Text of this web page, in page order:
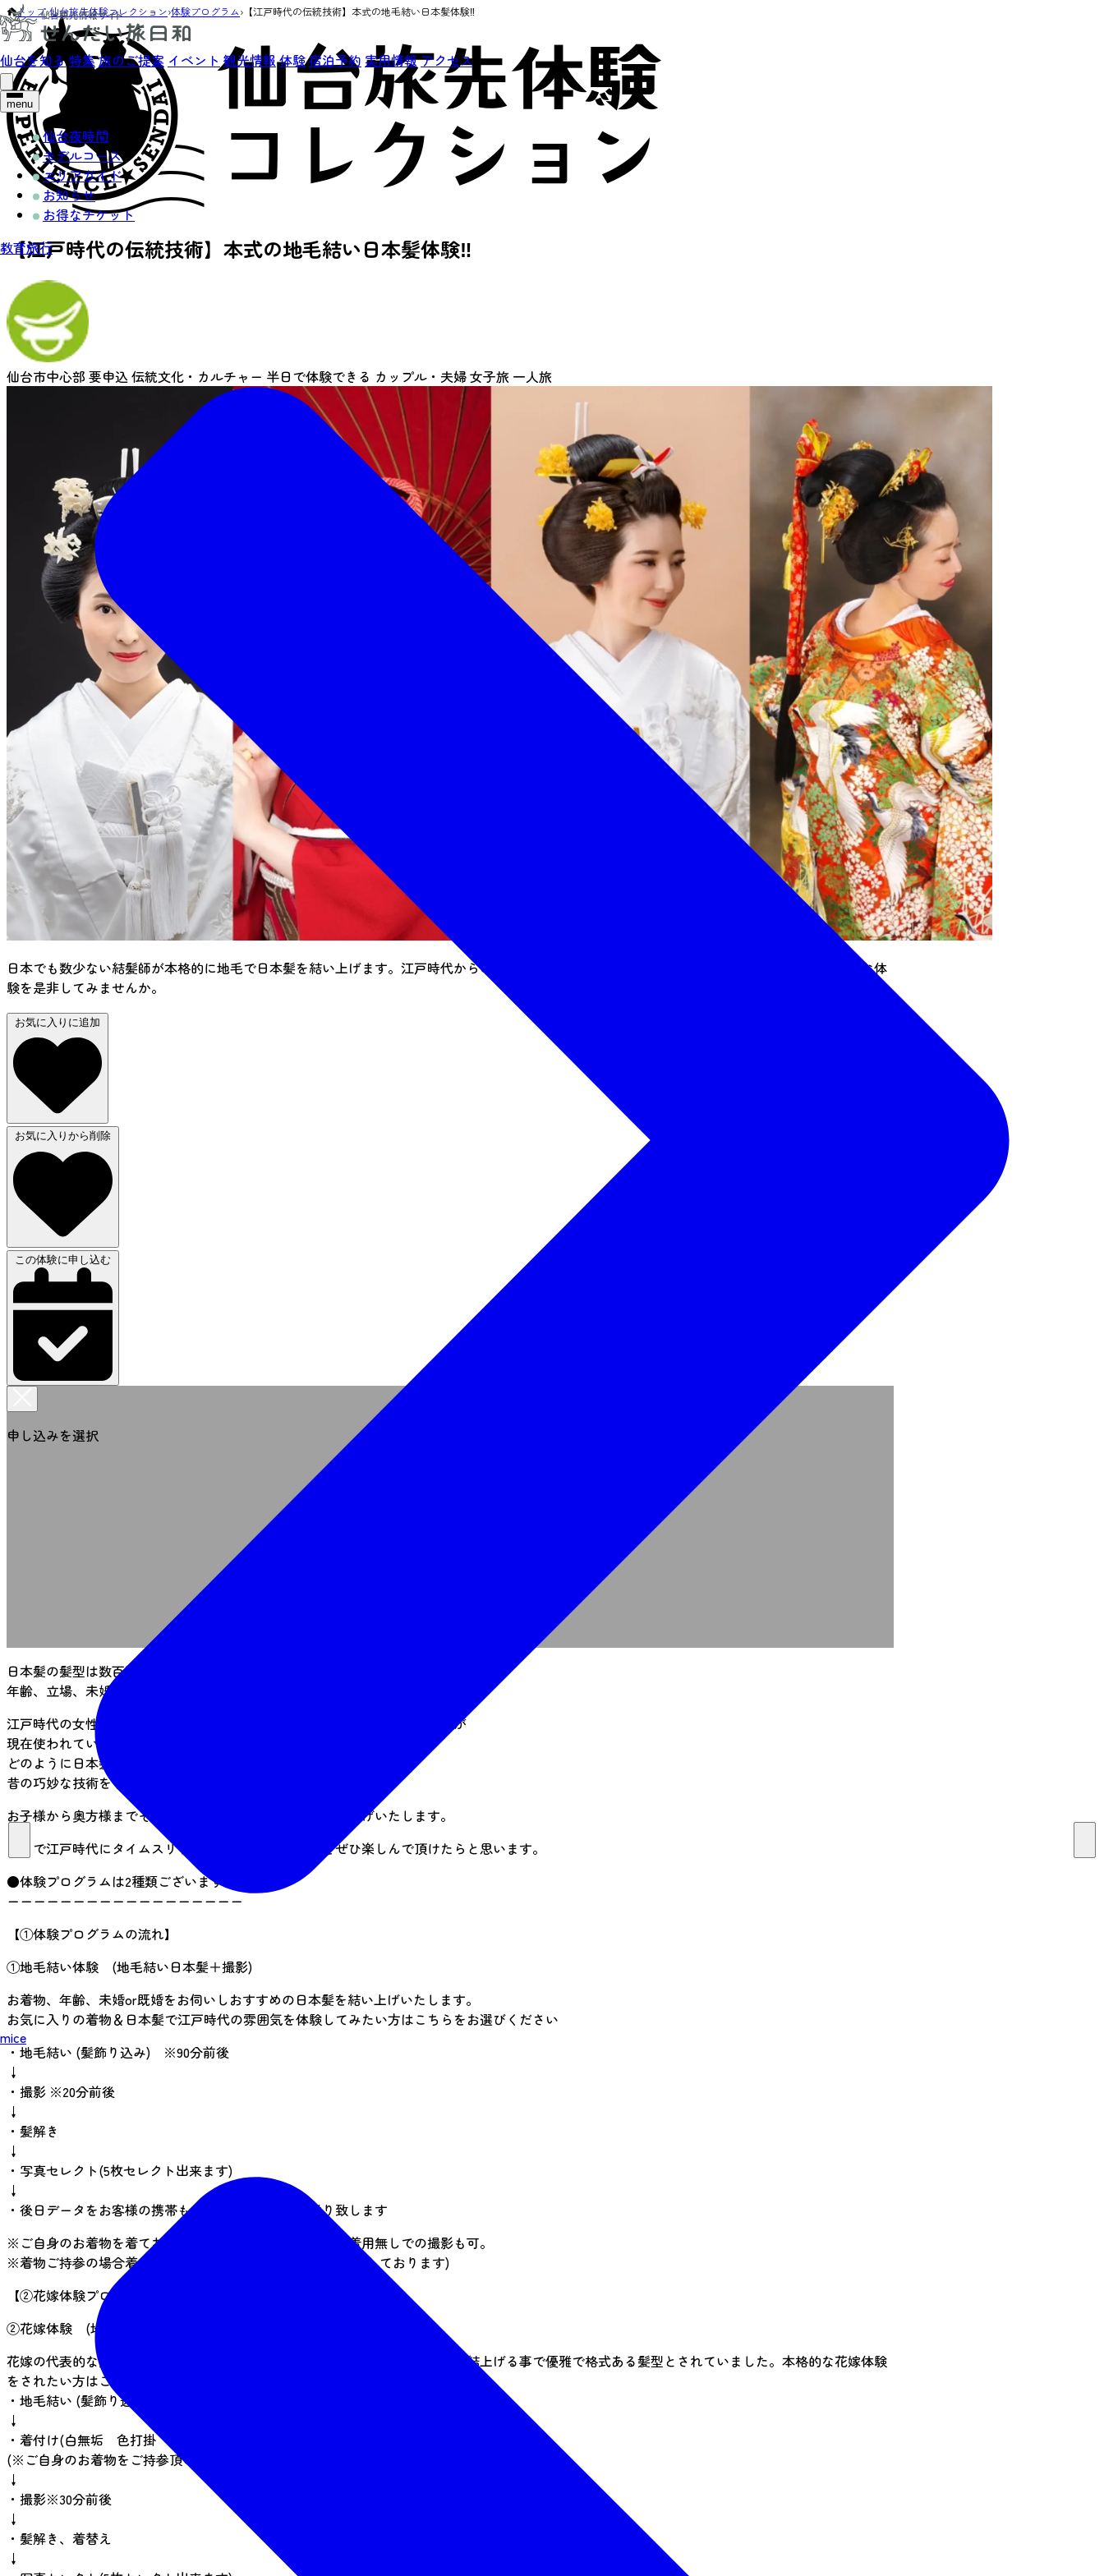
仙台を知る特集旅のご提案 イベント 観光情報 体験宿泊予約 実用情報アクセス
menu
仙台夜時間
モデルコース
エリアガイド
お知らせ
お得なチケット
教育旅行
mice
トップ›仙台旅先体験コレクション›体験プログラム› 【江戸時代の伝統技術】本式の地毛結い日本髪体験‼
【江戸時代の伝統技術】本式の地毛結い日本髪体験‼
仙台市中心部 要申込 伝統文化・カルチャー 半日で体験できる カップル・夫婦女子旅 一人旅
日本でも数少ない結髪師が本格的に地毛で日本髪を結い上げます。江戸時代からの伝統技術で結い上げる工程や、道具などを見る事が出来る貴重な体
験を是非してみませんか。
お気に入りに追加
お気に入りから削除
この体験に申し込む
申し込みを選択
日本髪の髪型は数百種類もあると言われており、どんな日本髪を結っているかで
年齢、立場、未婚、既婚かが分かった時代でした。
江戸時代の女性は現代女性と同じようにお洒落をとても楽しんでいたのですが
現在使われているヘアスプレー、ワックスやゴムなどが無かった時代に
どのように日本髪が結われていたのか・・？
昔の巧妙な技術を令和のこの時代に再現いたします！
お子様から奥方様までその方の雰囲気に合う日本髪を結い上げいたします。
まるで江戸時代にタイムスリップしたかのような体験をぜひ楽しんで頂けたらと思います。
●体験プログラムは2種類ございます●
ーーーーーーーーーーーーーーーーーー
【①体験プログラムの流れ】
①地毛結い体験 (地毛結い日本髪＋撮影)
お着物、年齢、未婚or既婚をお伺いしおすすめの日本髪を結い上げいたします。
お気に入りの着物＆日本髪で江戸時代の雰囲気を体験してみたい方はこちらをお選びください
・地毛結い (髪飾り込み) ※90分前後
↓
・撮影 ※20分前後
↓
・髪解き
↓
・写真セレクト(5枚セレクト出来ます)
↓
・後日データをお客様の携帯もしくはパソコンにお送り致します
※ご自身のお着物を着てお越しください。もしくは着物ご着用無しでの撮影も可。
※着物ご持参の場合着付け対応もしております(別途料金頂戴しております)
【②花嫁体験プログラムの流れ】
②花嫁体験 (地毛結い文金高島田＋着付＋撮影)
花嫁の代表的な髪型『文金高島田』は数百種類ある日本髪の中で最も根を高く結上げる事で優雅で格式ある髪型とされていました。本格的な花嫁体験
をされたい方はこちらをお選びください
・地毛結い (髪飾り込み) ※90分前後
↓
・着付け(白無垢 色打掛 振袖の中からお選び頂けます) ※30～40分
(※ご自身のお着物をご持参頂いても大丈夫です(その場合でも料金は変わりません)
↓
・撮影※30分前後
↓
・髪解き、着替え
↓